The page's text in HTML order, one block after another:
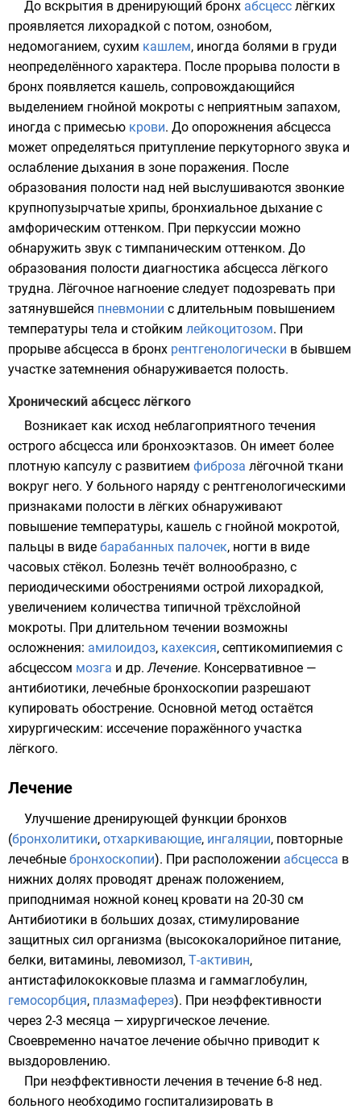
До вскрытия в дренирующий бронх абсцесс лёгких
проявляется лихорадкой с потом, ознобом,
недомоганием, сухим кашлем, иногда болями в груди
неопределённого характера. После прорыва полости в
бронх появляется кашель, сопровождающийся
выделением гнойной мокроты с неприятным запахом,
иногда с примесью крови. До опорожнения абсцесса
может определяться притупление перкуторного звука и
ослабление дыхания в зоне поражения. После
образования полости над ней выслушиваются звонкие
крупнопузырчатые хрипы, бронхиальное дыхание с
амфорическим оттенком. При перкуссии можно
обнаружить звук с тимпаническим оттенком. До
образования полости диагностика абсцесса лёгкого
трудна. Лёгочное нагноение следует подозревать при
затянувшейся пневмонии с длительным повышением
температуры тела и стойким лейкоцитозом. При
прорыве абсцесса в бронх рентгенологически в бывшем
участке затемнения обнаруживается полость.
Хронический абсцесс лёгкого
Возникает как исход неблагоприятного течения
острого абсцесса или бронхоэктазов. Он имеет более
плотную капсулу с развитием фиброза лёгочной ткани
вокруг него. У больного наряду с рентгенологическими
признаками полости в лёгких обнаруживают
повышение температуры, кашель с гнойной мокротой,
пальцы в виде барабанных палочек, ногти в виде
часовых стёкол. Болезнь течёт волнообразно, с
периодическими обострениями острой лихорадкой,
увеличением количества типичной трёхслойной
мокроты. При длительном течении возможны
осложнения: амилоидоз, кахексия, септикомипиемия с
абсцессом мозга и др.Лечение. Консервативное —
антибиотики, лечебные бронхоскопии разрешают
купировать обострение. Основной метод остаётся
хирургическим: иссечение поражённого участка
лёгкого.
Лечение
Улучшение дренирующей функции бронхов
(бронхолитики, отхаркивающие, ингаляции, повторные
лечебные бронхоскопии). При расположении абсцесса в
нижних долях проводят дренаж положением,
приподнимая ножной конец кровати на 20-30 см
Антибиотики в больших дозах, стимулирование
защитных сил организма (высококалорийное питание,
белки, витамины, левомизол, Т-активин,
антистафилококковые плазма и гаммаглобулин,
гемосорбция, плазмаферез). При неэффективности
через 2-3 месяца — хирургическое лечение.
Своевременно начатое лечение обычно приводит к
выздоровлению.
При неэффективности лечения в течение 6-8 нед.
больного необходимо госпитализировать в